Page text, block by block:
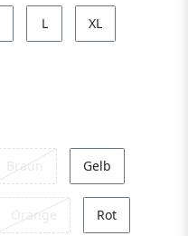
L XL
Braun Gelb
Orange Rot